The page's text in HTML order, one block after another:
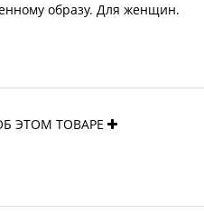
образу. Для женщин.
ЭТОМ ТОВАРЕ